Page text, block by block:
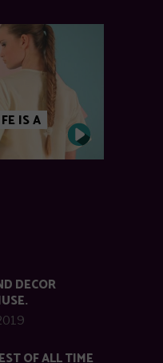
IS A
DECOR
OF ALL TIME